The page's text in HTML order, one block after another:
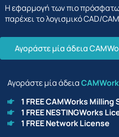
Η εφαρμογή των πιο
παρέχει το λογισμικό CAD/
Αγοράστε μία άδεια
Αγοράστε μία άδεια
1 FREE CAMWorks
1 FREE NESTINGWorks
1 FREE Network License